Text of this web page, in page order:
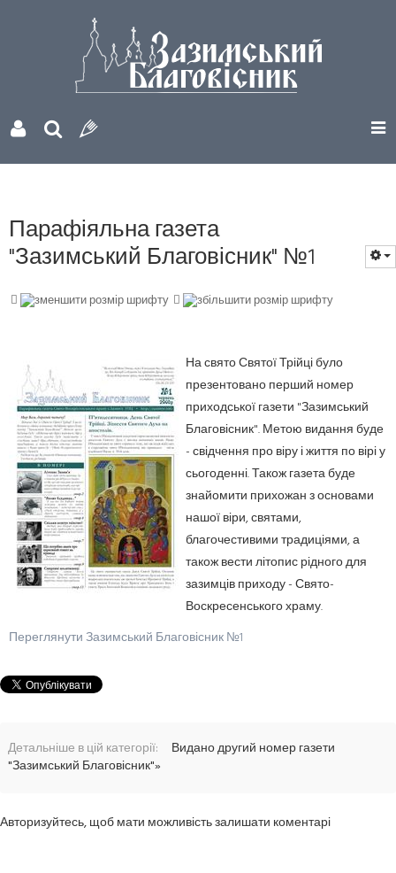
Парафіяльна газета
"Зазимський Благовісник" №1
На свято Святої Трійці було
презентовано перший номер
приходської газети "Зазимський
Благовісник". Метою видання буде
- свідчення про віру і життя по вірі у
сьогоденні. Також газета буде
знайомити прихожан з основами
нашої віри, святами,
благочестивими традиціями, а
також вести літопис рідного для
зазимців приходу - Свято-
Воскресенського храму.
Переглянути Зазимський Благовісник №1
Детальніше в цій категорії:
Видано другий номер газети
"Зазимський Благовісник"»
Авторизуйтесь, щоб мати можливість залишати коментарі